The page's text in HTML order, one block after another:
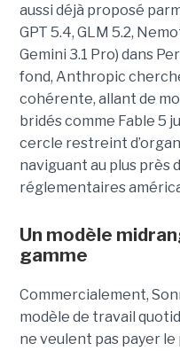
aussi déjà proposé
GPT 5.4, GLM 5.2,
Gemini 3.1 Pro) dans
fond, Anthropic
cohérente, allant de
bridés comme Fable 5
cercle restreint
naviguant au plus près
réglementaires
Un modèle
gamme
Commercialement,
modèle de travail
ne veulent pas payer le